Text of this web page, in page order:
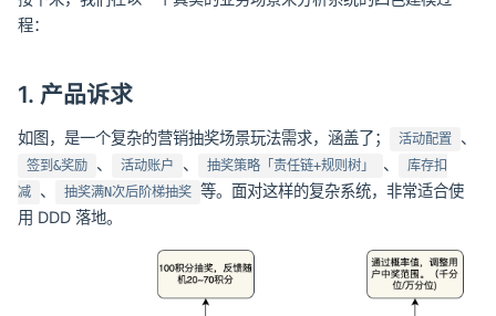
程：
1. 产品诉求
如图，是一个复杂的营销抽奖场景玩法需求，涵盖了； 活动配置 、
签到&奖励 、 活动账户 、 抽奖策略「责任链+规则树」 、
库存扣
减
、 抽奖满N次后阶梯抽奖 等。面对这样的复杂系统，非常适合使
用 DDD 落地。